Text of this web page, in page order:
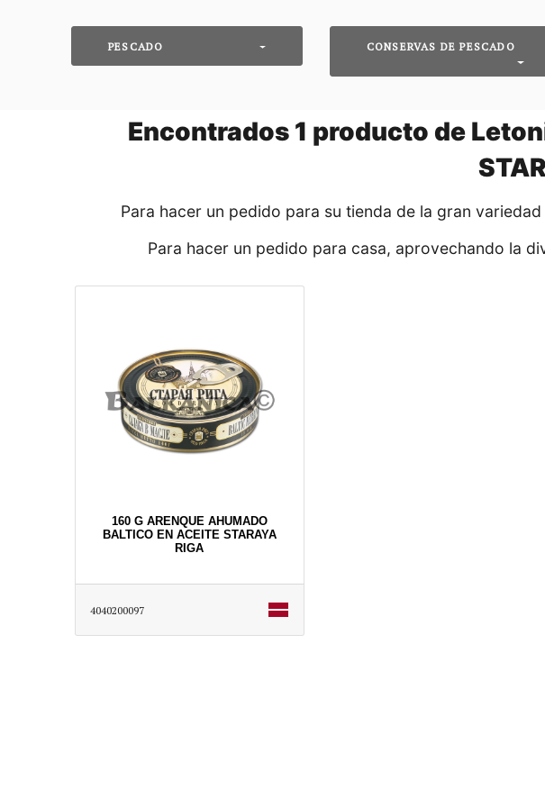
PESCADO CONSERVAS DE PESCADO
Encontrados 1 producto de
Para hacer un pedido para su tienda de la gran
Para hacer un pedido para casa, aprovechando la
160 G ARENQUE AHUMADO
BALTICO EN ACEITE STARAYA
RIGA
4040200097